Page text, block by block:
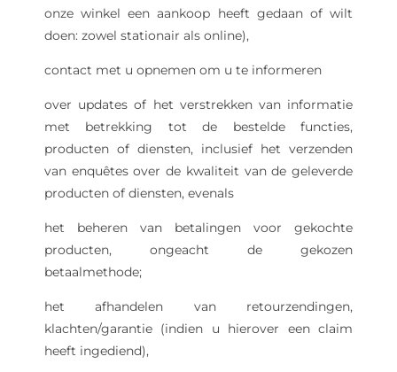
onze winkel een aankoop heeft gedaan of wilt
doen: zowel stationair als online),
contact met u opnemen om u te informeren
over updates of het verstrekken van informatie
met betrekking tot de bestelde functies,
producten of diensten, inclusief het verzenden
van enquêtes over de kwaliteit van de geleverde
producten of diensten, evenals
het beheren van betalingen voor gekochte
producten, ongeacht de gekozen
betaalmethode;
het afhandelen van retourzendingen,
klachten/garantie (indien u hierover een claim
heeft ingediend),